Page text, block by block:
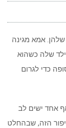
שלהן. אמא מגינה
שלה כשהוא
כדי לגרום
אחד ישים לב
הזה, שבהחלט